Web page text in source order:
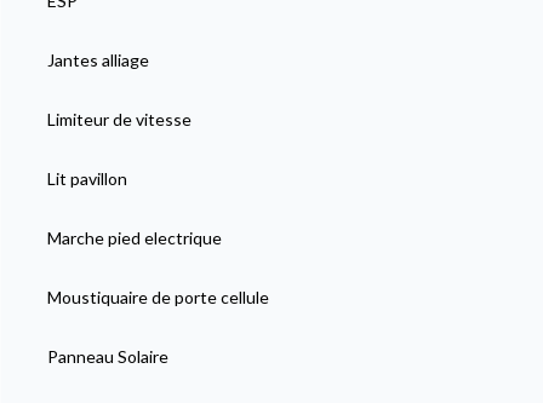
Jantes alliage
Limiteur de vitesse
Lit pavillon
Marche pied electrique
Moustiquaire de porte cellule
Panneau Solaire